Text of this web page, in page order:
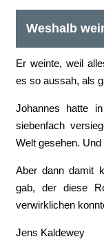
Weshalb
Er weinte, weil
es so aussah, als
Johannes hatte
siebenfach
Welt gesehen.
Aber dann damit
gab, der diese
verwirklichen
Jens Kaldewey